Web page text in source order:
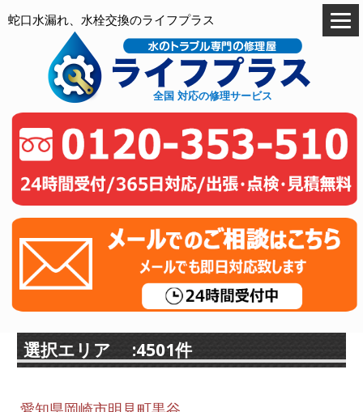
蛇口水漏れ、水栓交換のライフプラス
全国 対応の修理サービス
選択エリア :4501件